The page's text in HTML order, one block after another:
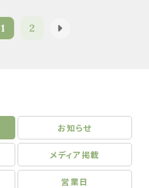
1 2
お知らせ
メディア掲載
営業日